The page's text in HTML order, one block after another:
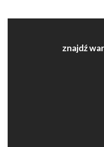
znajdź